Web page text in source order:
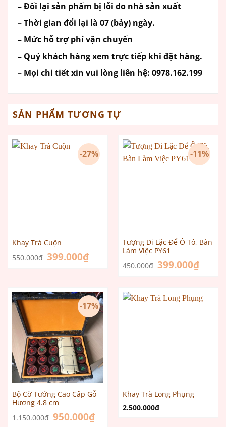
– Đổi lại sản phẩm bị lỗi do nhà sản xuất
– Thời gian đổi lại là 07 (bảy) ngày.
– Mức hỗ trợ phí vận chuyển
– Quý khách hàng xem trực tiếp khi đặt hàng.
– Mọi chi tiết xin vui lòng liên hệ: 0978.162.199
SẢN PHẨM TƯƠNG TỰ
-27%
Khay Trà Cuộn
550.000₫ Giá
gốc
399.000₫Giá
hiện
-11%
Tượng Di Lặc Để Ô Tô, Bàn
Làm Việc PY61
450.000₫ Giá
gốc
399.000₫Giá
hiện
-17%
Bộ Cờ Tướng Cao Cấp Gỗ
Hương 4.8 cm
1.150.000₫ Giá
gốc
950.000₫Giá
hiện
Khay Trà Long Phụng
2.500.000₫